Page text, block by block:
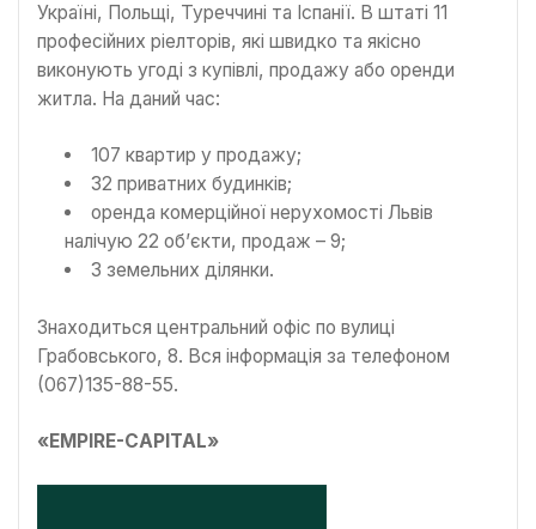
Україні, Польщі, Туреччині та Іспанії. В штаті 11
професійних ріелторів, які швидко та якісно
виконують угоді з купівлі, продажу або оренди
житла. На даний час:
107 квартир у продажу;
32 приватних будинків;
оренда комерційної нерухомості Львів
налічую 22 об’єкти, продаж – 9;
3 земельних ділянки.
Знаходиться центральний офіс по вулиці
Грабовського, 8. Вся інформація за телефоном
(067)135-88-55.
«EMPIRE-CAPITAL»